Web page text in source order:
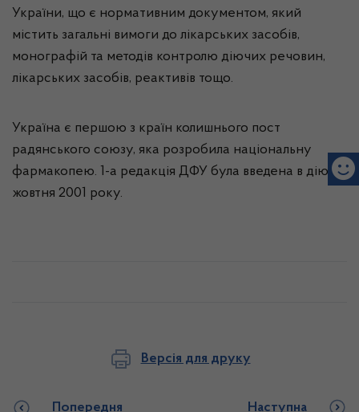
України, що є нормативним документом, який
містить загальні вимоги до лікарських засобів,
монографій та методів контролю діючих речовин,
лікарських засобів, реактивів тощо.
Україна є першою з країн колишнього пост
радянського союзу, яка розробила національну
фармакопею. 1-а редакція ДФУ була введена в дію 1
жовтня 2001 року.
Версія для друку
Попередня Наступна